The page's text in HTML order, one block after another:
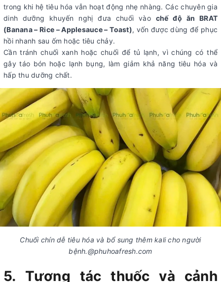
trong khi hệ tiêu hóa vẫn hoạt động nhẹ nhàng. Các chuyên gia
dinh dưỡng khuyến nghị đưa chuối vào chế độ ăn BRAT
(Banana – Rice – Applesauce – Toast), vốn được dùng để phục
hồi nhanh sau ốm hoặc tiêu chảy.
Cần tránhchuối xanh hoặc chuối để tủ lạnh, vì chúng có thể
gây táo bón hoặc lạnh bụng, làm giảm khả năng tiêu hóa và
hấp thu dưỡng chất.
Chuối chín dễ tiêu hóa và bổ sung thêm kali cho người
bệnh.@phuhoafresh.com
5. Tương tác thuốc và cảnh